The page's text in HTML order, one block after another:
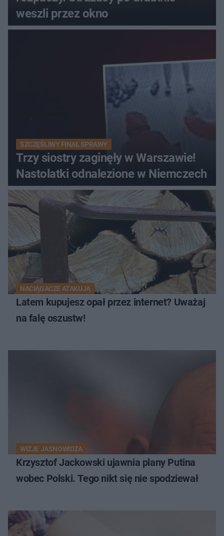
weszli przez okno
SZCZĘŚLIWY FINAŁ SPRAWY
Trzy siostry zaginęły w Warszawie!
Nastolatki odnalezione w Niemczech
NACIĄGACZE ATAKUJĄ
Latem kupujesz opał przez internet? Uważaj
na falę oszustw!
WIZJE JASNOWIDZA
Krzysztof Jackowski ujawnia plany Putina
wobec Polski. Tego nikt się nie spodziewał